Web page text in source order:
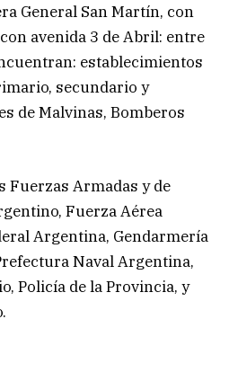
General San Martín, con
avenida 3 de Abril: entre
establecimientos
secundario y
de Malvinas, Bomberos
Fuerzas Armadas y de
Fuerza Aérea
Argentina, Gendarmería
Naval Argentina,
Policía de la Provincia, y